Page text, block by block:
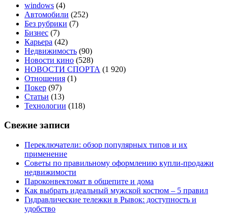
windows (4)
Автомобили (252)
Без рубрики (7)
Бизнес (7)
Карьера (42)
Недвижимость (90)
Новости кино (528)
НОВОСТИ СПОРТА (1 920)
Отношения (1)
Покер (97)
Статьи (13)
Технологии (118)
Свежие записи
Переключатели: обзор популярных типов и их
применение
Советы по правильному оформлению купли-продажи
недвижимости
Пароконвектомат в общепите и дома
Как выбрать идеальный мужской костюм – 5 правил
Гидравлические тележки в Рывок: доступность и
удобство